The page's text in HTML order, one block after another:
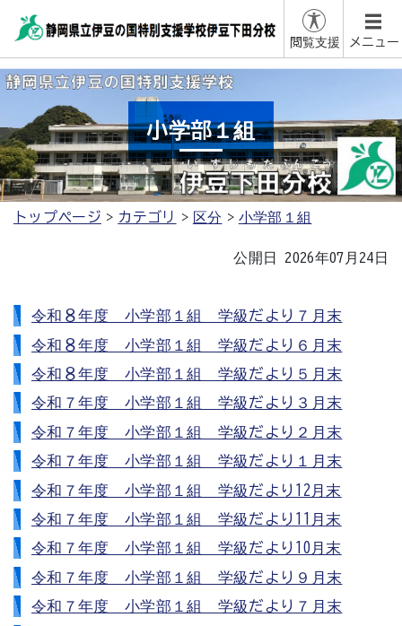
閲覧支援 メニュー
小学部１組
トップページ カテゴリ 区分 小学部１組
公開日 2026年07月24日
令和８年度 小学部１組 学級だより７月末
令和８年度 小学部１組 学級だより６月末
令和８年度 小学部１組 学級だより５月末
令和７年度 小学部１組 学級だより３月末
令和７年度 小学部１組 学級だより２月末
令和７年度 小学部１組 学級だより１月末
令和７年度 小学部１組 学級だより12月末
令和７年度 小学部１組 学級だより11月末
令和７年度 小学部１組 学級だより10月末
令和７年度 小学部１組 学級だより９月末
令和７年度 小学部１組 学級だより７月末